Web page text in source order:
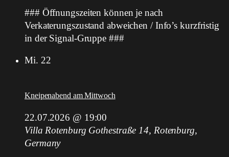
### Öffnungszeiten können je nach
Verkaterungszustand abweichen / Info’s kurzfristig
in der Signal-Gruppe ###
Mi. 22
Kneipenabend am Mittwoch
22.07.2026 @ 19:00
Villa Rotenburg Gothestraße 14, Rotenburg,
Germany